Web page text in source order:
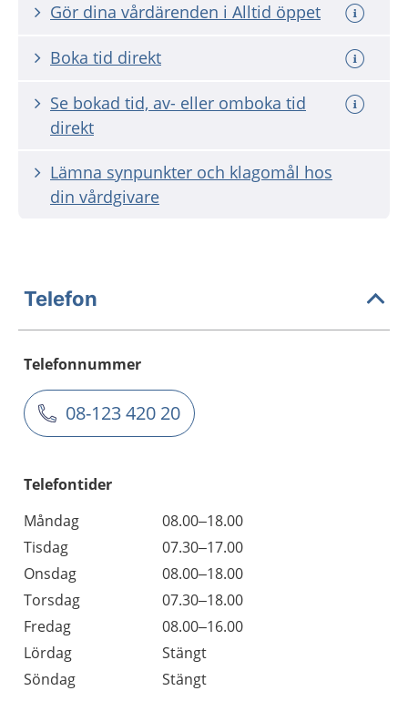
Gör dina vårdärenden i Alltid öppet
Boka tid direkt
Se bokad tid, av- eller omboka tid
direkt
Lämna synpunkter och klagomål hos
din vårdgivare
Telefon
Telefonnummer
08-123 420 20
Telefontider
Måndag
08.00–18.00
Tisdag
07.30–17.00
Onsdag
08.00–18.00
Torsdag
07.30–18.00
Fredag
08.00–16.00
Lördag
Stängt
Söndag
Stängt